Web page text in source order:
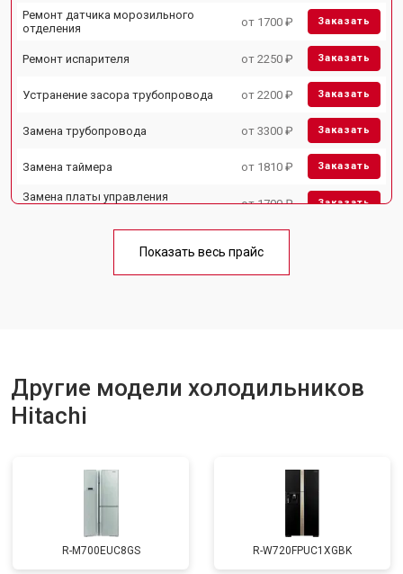
Ремонт датчика морозильного
отделения
от 1700 ₽ Заказать
Ремонт испарителя от 2250 ₽ Заказать
Устранение засора трубопровода от 2200 ₽ Заказать
Замена трубопровода от 3300 ₽ Заказать
Замена таймера от 1810 ₽ Заказать
Замена платы управления
от 1700 ₽ Заказать
Ремонт/замена датчика
Замена термостата от 1700 ₽
Замена нагревателя испарителя от 2550 ₽ Заказать
Замена нагревателя оттайки
Устранение утечки хладагента от 1900 ₽
Показать весь прайс
Другие модели холодильников
Hitachi
R-M700EUC8GS R-W720FPUC1XGBK